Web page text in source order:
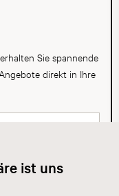
ist uns
Sie spannende
direkt in Ihre